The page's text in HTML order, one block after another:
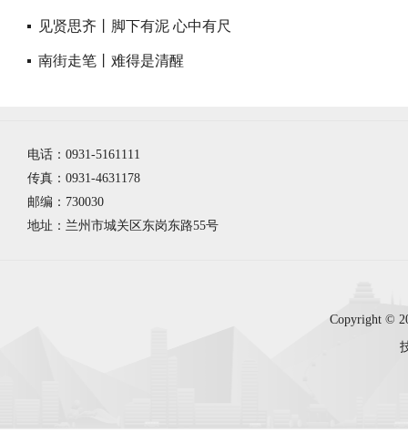
见贤思齐丨脚下有泥 心中有尺
南街走笔丨难得是清醒
电话：0931-5161111
传真：0931-4631178
邮编：730030
地址：兰州市城关区东岗东路55号
Copyright ©